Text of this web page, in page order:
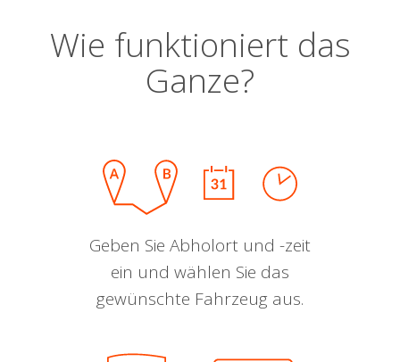
Wie funktioniert das
Ganze?
Geben Sie Abholort und -zeit
ein und wählen Sie das
gewünschte Fahrzeug aus.